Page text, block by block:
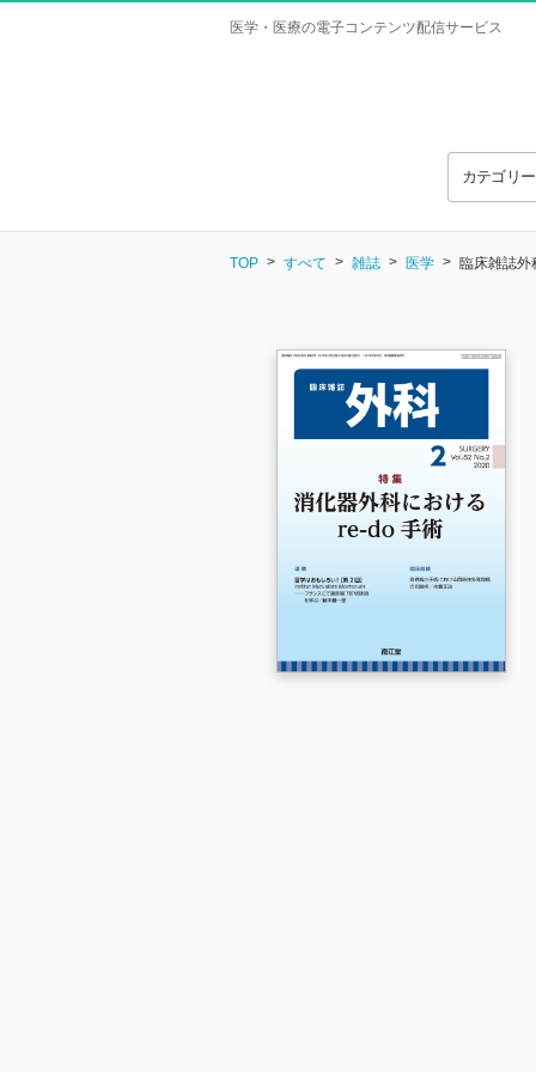
医学・医療の電子コンテンツ配信サービス
カテゴリ
TOP すべて 雑誌 医学 臨床雑誌